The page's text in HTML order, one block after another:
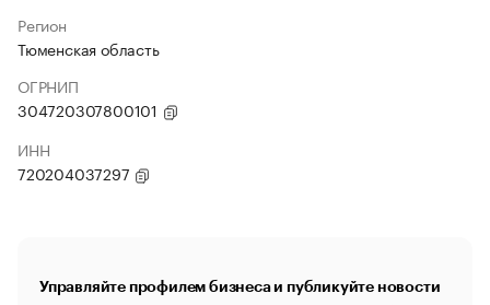
Регион
Тюменская область
ОГРНИП
304720307800101
ИНН
720204037297
Управляйте профилем бизнеса и публикуйте новости